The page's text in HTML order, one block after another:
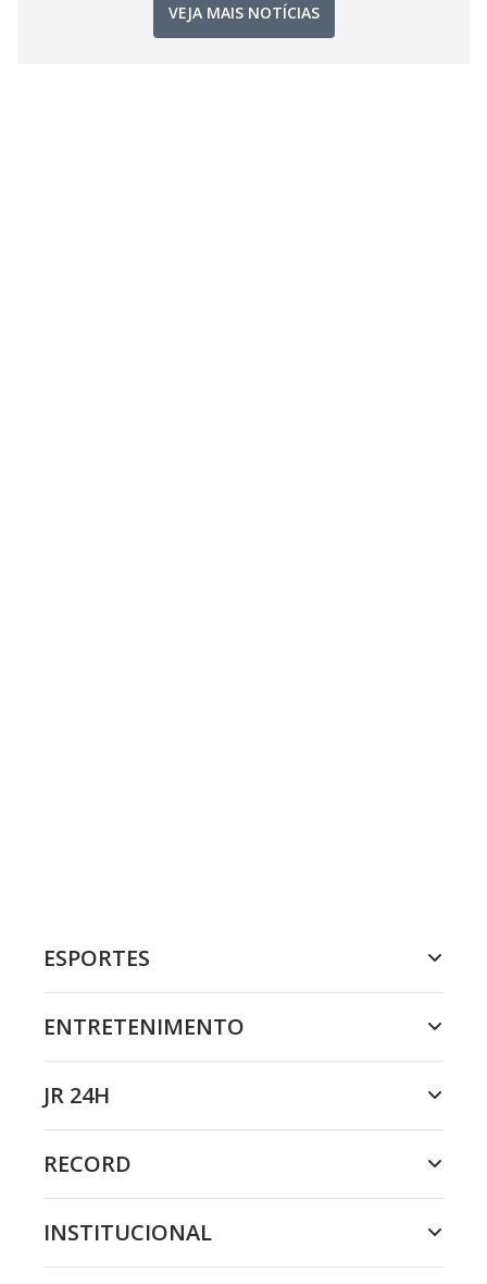
VEJA MAIS NOTÍCIAS
ESPORTES
ENTRETENIMENTO
JR 24H
RECORD
INSTITUCIONAL